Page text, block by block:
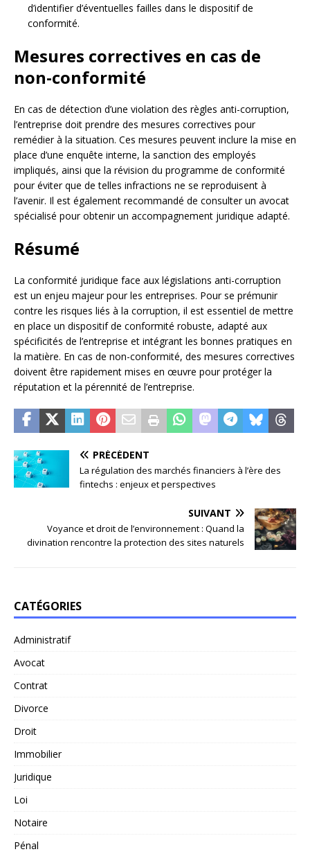
d’identifier d’éventuelles failles dans le dispositif de
conformité.
Mesures correctives en cas de
non-conformité
En cas de détection d’une violation des règles anti-corruption,
l’entreprise doit prendre des mesures correctives pour
remédier à la situation. Ces mesures peuvent inclure la mise en
place d’une enquête interne, la sanction des employés
impliqués, ainsi que la révision du programme de conformité
pour éviter que de telles infractions ne se reproduisent à
l’avenir. Il est également recommandé de consulter un avocat
spécialisé pour obtenir un accompagnement juridique adapté.
Résumé
La conformité juridique face aux législations anti-corruption
est un enjeu majeur pour les entreprises. Pour se prémunir
contre les risques liés à la corruption, il est essentiel de mettre
en place un dispositif de conformité robuste, adapté aux
spécificités de l’entreprise et intégrant les bonnes pratiques en
la matière. En cas de non-conformité, des mesures correctives
doivent être rapidement mises en œuvre pour protéger la
réputation et la pérennité de l’entreprise.
PRÉCÉDENT
La régulation des marchés financiers à l’ère des
fintechs : enjeux et perspectives
SUIVANT
Voyance et droit de l’environnement : Quand la
divination rencontre la protection des sites naturels
CATÉGORIES
Administratif
Avocat
Contrat
Divorce
Droit
Immobilier
Juridique
Loi
Notaire
Pénal